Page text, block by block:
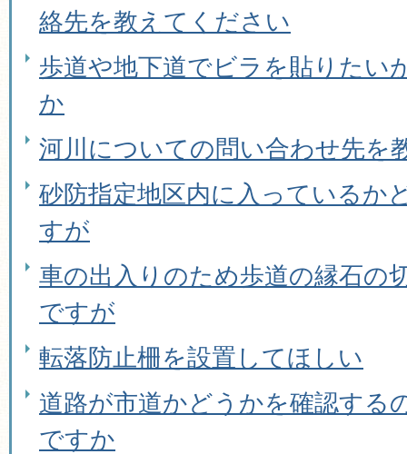
絡先を教えてください
歩道や地下道でビラを貼りたい
か
河川についての問い合わせ先を
砂防指定地区内に入っているか
すが
車の出入りのため歩道の縁石の
ですが
転落防止柵を設置してほしい
道路が市道かどうかを確認する
ですか